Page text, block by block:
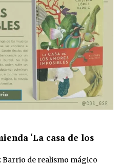
‘La casa de los
Barrio de realismo mágico